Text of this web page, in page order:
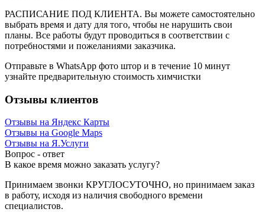
РАСПИСАНИЕ ПОД КЛИЕНТА. Вы можете самостоятельно
выбрать время и дату для того, чтобы не нарушить свои
планы. Все работы будут проводиться в соответствии с
потребностями и пожеланиями заказчика.
Отправьте в WhatsApp фото штор и в течение 10 минут
узнайте предварительную стоимость химчистки
Отзывы клиентов
Отзывы на Яндекс Карты
Отзывы на Google Maps
Отзывы на Я.Услуги
Вопрос - ответ
В какое время можно заказать услугу?
Принимаем звонки КРУГЛОСУТОЧНО, но принимаем заказ
в работу, исходя из наличия свободного времени
специалистов.